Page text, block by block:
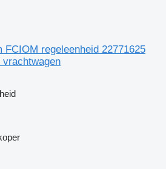
regeleenheid 22771625
vrachtwagen